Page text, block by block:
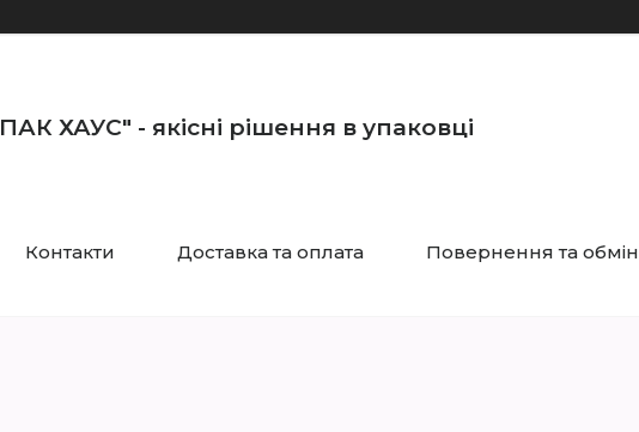
ХАУС" - якісні рішення в упаковці
Контакти Доставка та оплата Повернення та обмін